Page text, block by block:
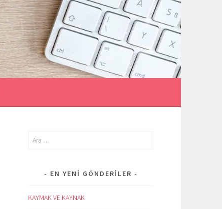
Arama:
EN YENI GÖNDERILER
KAYMAK VE KAYNAK